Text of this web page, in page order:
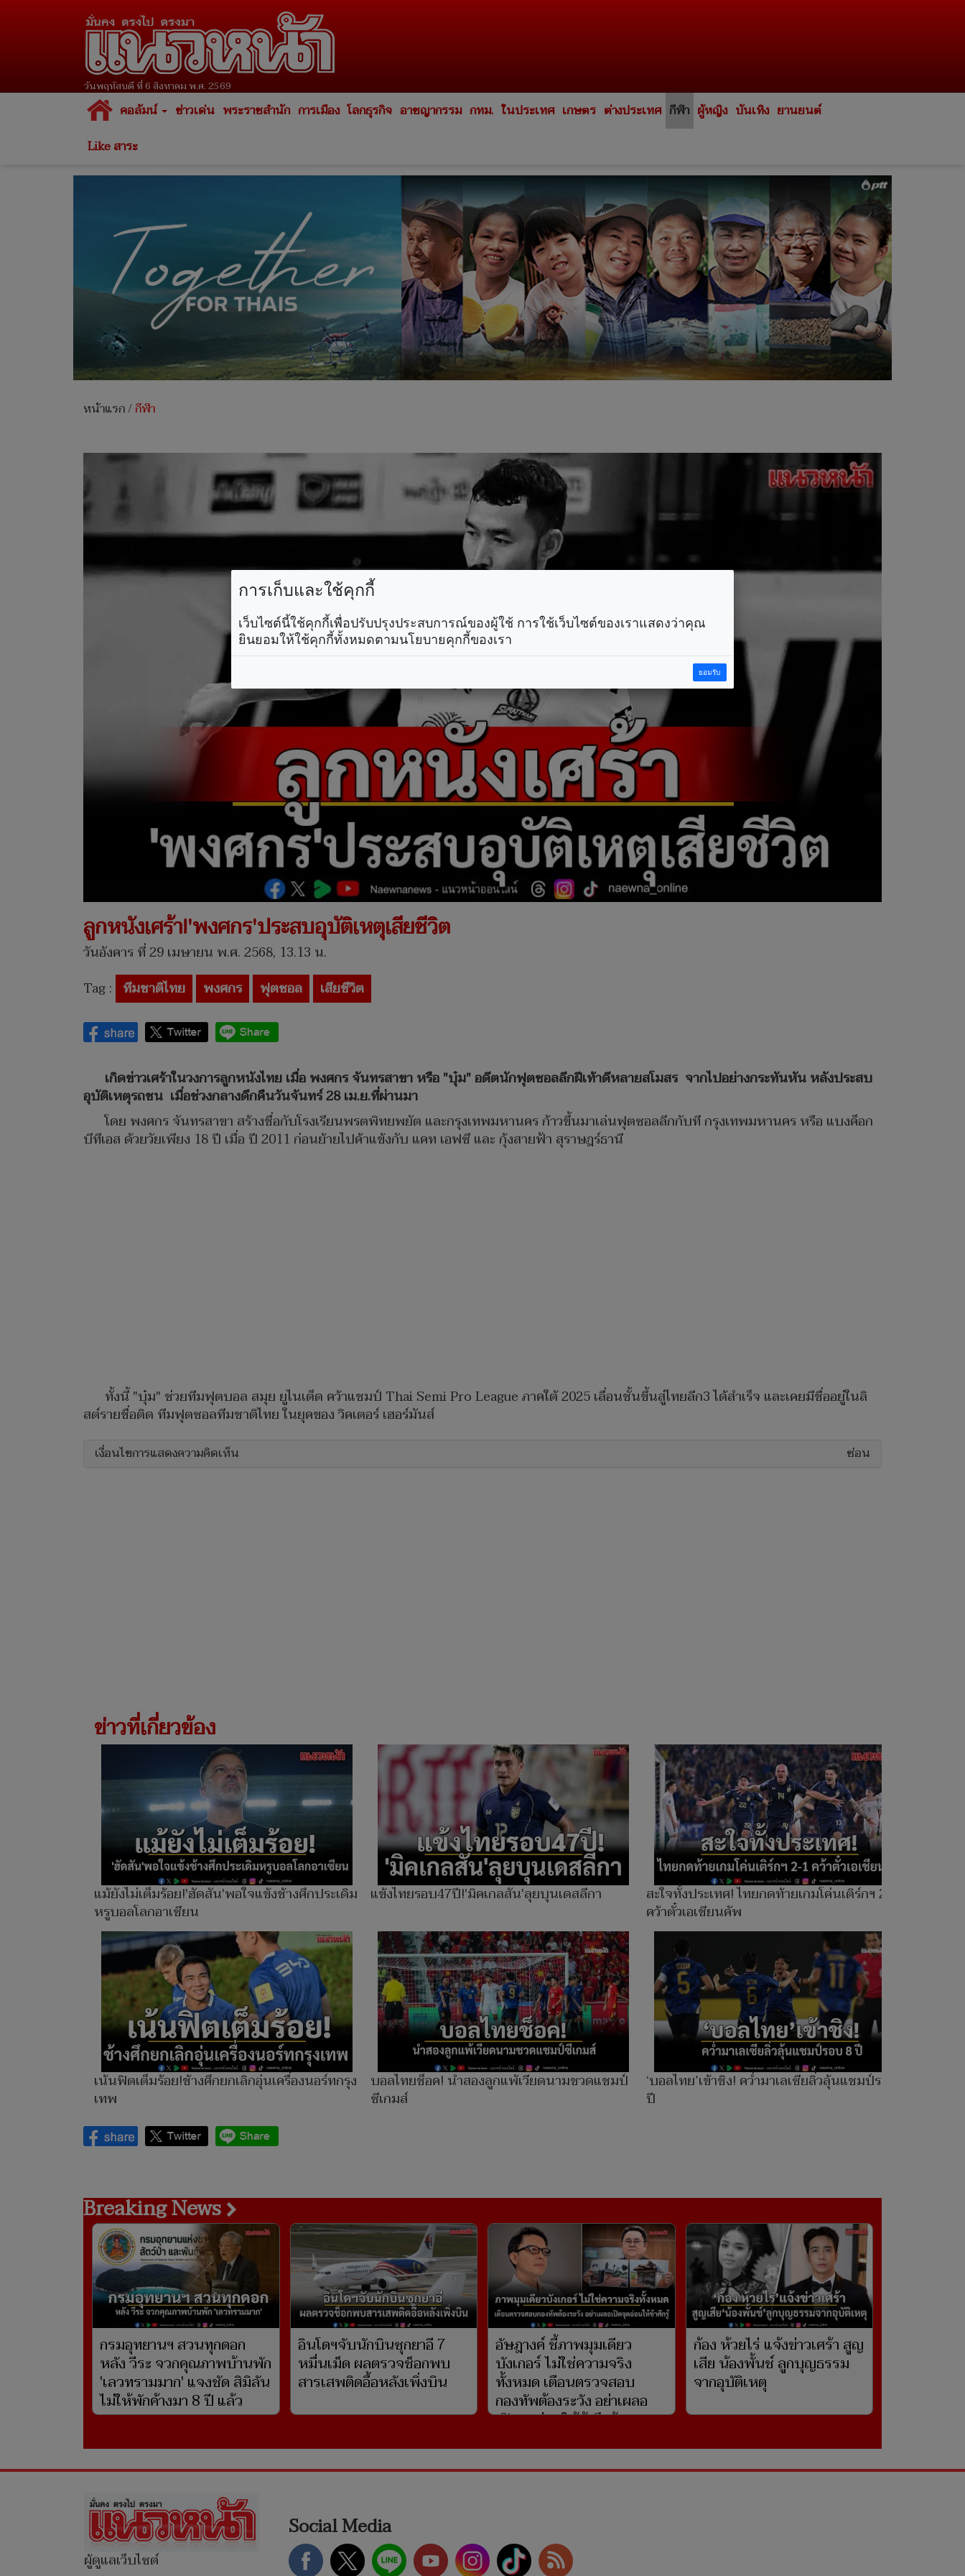
วันพฤหัสบดี ที่ 6 สิงหาคม พ.ศ. 2569
คอลัมน์ ข่าวเด่น พระราชสำนัก การเมือง โลกธุรกิจ อาชญากรรม กทม. ในประเทศ เกษตร ต่างประเทศ กีฬา ผู้หญิง บันเทิง ยานยนต์
Like สาระ
หน้าแรก/กีฬา
ลูกหนังเศร้า!'พงศกร'ประสบอุบัติเหตุเสียชีวิต
วันอังคาร ที่ 29 เมษายน พ.ศ. 2568, 13.13 น.
Tag : ทีมชาติไทย พงศกร ฟุตซอล เสียชีวิต
เกิดข่าวเศร้าในวงการลูกหนังไทย เมื่อ พงศกร จันทรสาขา หรือ "บุ๋ม" อดีตนักฟุตซอลลีกฝีเท้าดีหลายสโมสร จากไปอย่างกระทันหัน หลังประสบ
อุบัติเหตุรถชน เมื่อช่วงกลางดึกคืนวันจันทร์ 28 เม.ย.ที่ผ่านมา
โดย พงศกร จันทรสาขา สร้างชื่อกับโรงเรียนพรตพิทยพยัต และกรุงเทพมหานคร ก้าวขึ้นมาเล่นฟุตซอลลีกกับที กรุงเทพมหานคร หรือ แบงค็อก
บีทีเอส ด้วยวัยเพียง 18 ปี เมื่อ ปี 2011 ก่อนย้ายไปค้าแข้งกับ แคท เอฟซี และ กุ้งสายฟ้า สุราษฎร์ธานี
ทั้งนี้ "บุ๋ม" ช่วยทีมฟุตบอล สมุย ยูไนเต็ด คว้าแชมป์ Thai Semi Pro League ภาคใต้ 2025 เลื่อนชั้นขึ้นสู่ไทยลีก3 ได้สำเร็จ และเคยมีชื่ออยู่ในลิ
สต์รายชื่อติด ทีมฟุตซอลทีมชาติไทย ในยุคของ วิคเตอร์ เฮอร์มันส์
เงื่อนไขการแสดงความคิดเห็น ซ่อน
ข่าวที่เกี่ยวข้อง
แม้ยังไม่เต็มร้อย!'ฮัดสัน'พอใจแข้งช้างศึกประเดิม
หรูบอลโลกอาเซียน
แข้งไทยรอบ47ปี!'มิคเกลสัน'ลุยบุนเดสลีกา
สะใจทั้งประเทศ! ไทยกดท้ายเกมโค่นเติร์กฯ 2-1
คว้าตั๋วเอเชียนคัพ
เน้นฟิตเต็มร้อย!ช้างศึกยกเลิกอุ่นเครื่องนอร์ทกรุง
เทพ
บอลไทยช็อค! นำสองลูกแพ้เวียดนามชวดแชมป์
ซีเกมส์
‘บอลไทย’เข้าชิง! คว่ำมาเลเซียลิ่วลุ้นแชมป์รอบ 8
ปี
Breaking News
กรมอุทยานฯ สวนทุกดอก
หลัง วีระ จวกคุณภาพบ้านพัก
'เลวทรามมาก' แจงชัด สิมิลัน
ไม่ให้พักค้างมา 8 ปี แล้ว
อินโดฯจับนักบินซุกยาอี 7
หมื่นเม็ด ผลตรวจช็อกพบ
สารเสพติดอื้อหลังเพิ่งบิน
อัษฎางค์ ชี้ภาพมุมเดียว
บังเกอร์ ไม่ใช่ความจริง
ทั้งหมด เตือนตรวจสอบ
กองทัพต้องระวัง อย่าเผลอ
เปิดจุดอ่อนให้ข้าศึกรู้
ก้อง ห้วยไร่ แจ้งข่าวเศร้า สูญ
เสีย น้องพั้นช์ ลูกบุญธรรม
จากอุบัติเหตุ
ผู้ดูแลเว็บไซต์
Social Media
การเก็บและใช้คุกกี้
เว็บไซต์นี้ใช้คุกกี้เพื่อปรับปรุงประสบการณ์ของผู้ใช้ การใช้เว็บไซต์ของเราแสดงว่าคุณ
ยินยอมให้ใช้คุกกี้ทั้งหมดตามนโยบายคุกกี้ของเรา
ยอมรับ